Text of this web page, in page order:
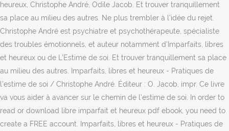
heureux, Christophe André, Odile Jacob. Et trouver tranquillement
sa place au milieu des autres. Ne plus trembler à l'idée du rejet.
Christophe André est psychiatre et psychothérapeute, spécialiste
des troubles émotionnels, et auteur notamment d’Imparfaits, libres
et heureux ou de L’Estime de soi. Et trouver tranquillement sa place
au milieu des autres. Imparfaits, libres et heureux - Pratiques de
l'estime de soi / Christophe André. Éditeur : O. Jacob, impr. Ce livre
va vous aider à avancer sur le chemin de l'estime de soi. In order to
read or download libre imparfait et heureux pdf ebook, you need to
create a FREE account. Imparfaits, libres et heureux - Pratiques de